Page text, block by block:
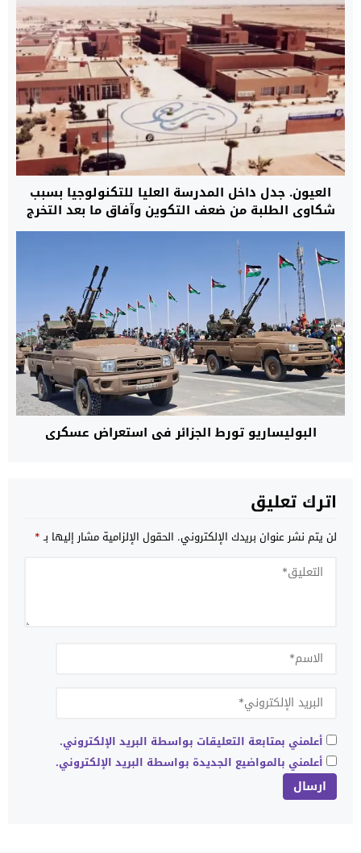
العيون. جدل داخل المدرسة العليا للتكنولوجيا بسبب
شكاوى الطلبة من ضعف التكوين وآفاق ما بعد التخرج
البوليساريو تورط الجزائر في استعراض عسكري
اترك تعليق
لن يتم نشر عنوان بريدك الإلكتروني. الحقول الإلزامية مشار إليها بـ*
أعلمني بمتابعة التعليقات بواسطة البريد الإلكتروني.
أعلمني بالمواضيع الجديدة بواسطة البريد الإلكتروني.